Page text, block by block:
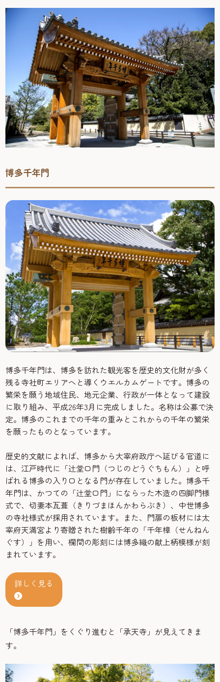
博多千年門
博多千年門は、博多を訪れた観光客を歴史的文化財が多く
残る寺社町エリアへと導くウエルカムゲートです。博多の
繁栄を願う地域住民、地元企業、行政が一体となって建設
に取り組み、平成26年3月に完成しました。名称は公募で決
定。博多のこれまでの千年の重みとこれからの千年の繁栄
を願ったものとなっています。
歴史的文献によれば、博多から大宰府政庁へ延びる官道に
は、江戸時代に「辻堂口門（つじのどうぐちもん）」と呼
ばれる博多の入り口となる門が存在していました。博多千
年門は、かつての「辻堂口門」にならった木造の四脚門様
式で、切妻本瓦葺（きりづまほんかわらぶき）、中世博多
の寺社様式が採用されています。また、門扉の板材には太
宰府天満宮より寄贈された樹齢千年の「千年樟（せんねん
ぐす）」を用い、欄間の彫刻には博多織の献上柄模様が刻
まれています。
詳しく見る
「博多千年門」をくぐり進むと「承天寺」が見えてきま
す。